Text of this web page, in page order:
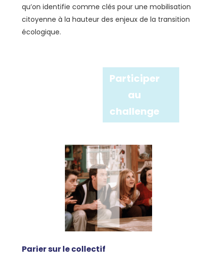
qu’on identifie comme clés pour une mobilisation
citoyenne à la hauteur des enjeux de la transition
écologique.
Participer
au
challenge
Parier sur le collectif